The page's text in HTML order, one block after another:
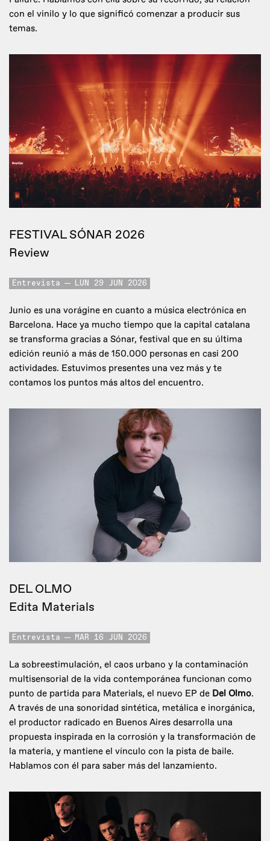
con el vinilo y lo que significó comenzar a producir sus
temas.
FESTIVAL SÓNAR 2026
Review
Entrevista LUN 29 JUN 2026
Junio es una vorágine en cuanto a música electrónica en
Barcelona. Hace ya mucho tiempo que la capital catalana
se transforma gracias a Sónar, festival que en su última
edición reunió a más de 150.000 personas en casi 200
actividades. Estuvimos presentes una vez más y te
contamos los puntos más altos del encuentro.
DEL OLMO
Edita Materials
Entrevista MAR 16 JUN 2026
La sobreestimulación, el caos urbano y la contaminación
multisensorial de la vida contemporánea funcionan como
punto de partida para Materials, el nuevo EP de Del Olmo.
A través de una sonoridad sintética, metálica e inorgánica,
el productor radicado en Buenos Aires desarrolla una
propuesta inspirada en la corrosión y la transformación de
la materia, y mantiene el vínculo con la pista de baile.
Hablamos con él para saber más del lanzamiento.